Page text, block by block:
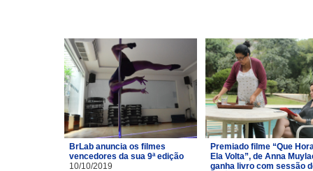
BrLab anuncia os filmes
vencedores da sua 9ª edição
10/10/2019
Premiado filme “Que
Ela Volta”, de Anna
ganha livro com sessão